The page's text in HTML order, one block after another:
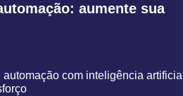
aumente sua
com inteligência